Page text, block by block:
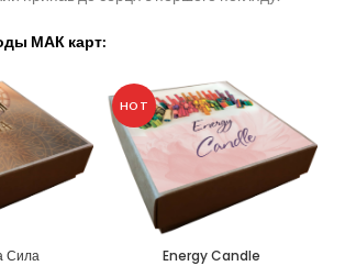
МАК карт:
Сила
HOT
Energy Candle